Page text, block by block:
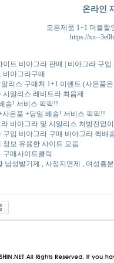
온라인
모든제품 1+1 더블할
https://xn--
이트 비아그라 판매 | 비아그라 구
비아그라구매
리스 구매처 1+1 이벤트 (사은품
알리스 레비트라 최음제
송! 서비스 팍팍!!
사은품 +당일 배송! 서비스 팍팍!!
비아그라 및 시알리스 처방전없
구입 비아그라 구매 비아그라 퀵배
정보 유용한 사이트 모음
구매사이트클릭
남성발기제 , 사정지연제 , 여성흥